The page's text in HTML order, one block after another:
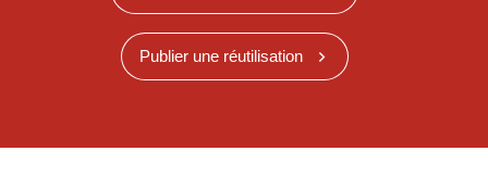
Publier une réutilisation